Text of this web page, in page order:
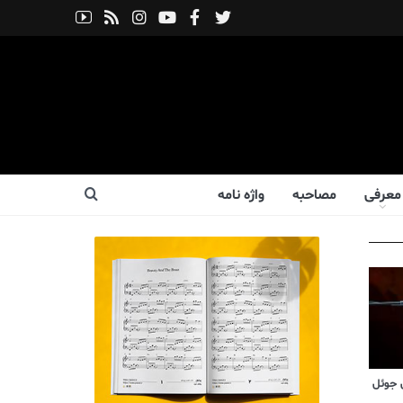
معرفی مصاحبه واژه نامه
جوئل